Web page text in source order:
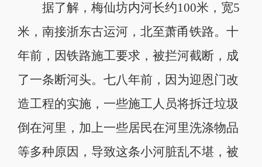
据了解，梅仙坊内河长约100米，宽5
米，南接浙东古运河，北至萧甬铁路。十
年前，因铁路施工要求，被拦河截断，成
了一条断河头。七八年前，因为迎恩门改
造工程的实施，一些施工人员将拆迁垃圾
倒在河里，加上一些居民在河里洗涤物品
等多种原因，导致这条小河脏乱不堪，被